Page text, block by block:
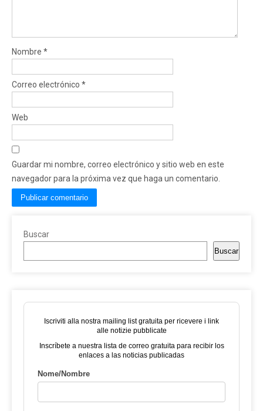
Nombre *
Correo electrónico *
Web
Guardar mi nombre, correo electrónico y sitio web en este
navegador para la próxima vez que haga un comentario.
Buscar
Buscar
Iscriviti alla nostra mailing list gratuita per ricevere i link
alle notizie pubblicate
Inscríbete a nuestra lista de correo gratuita para recibir los
enlaces a las noticias publicadas
Nome/Nombre